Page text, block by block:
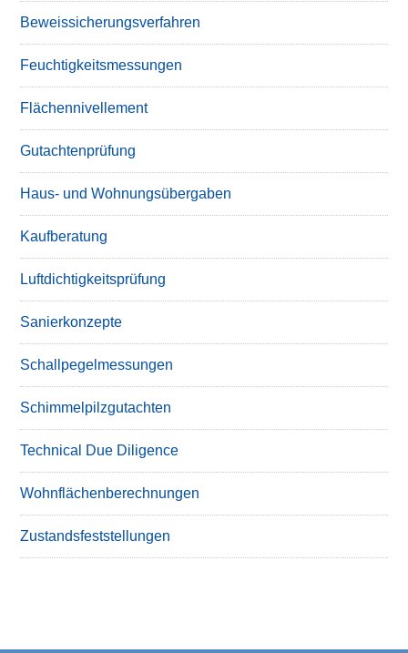
Beweissicherungsverfahren
Feuchtigkeitsmessungen
Flächennivellement
Gutachtenprüfung
Haus- und Wohnungsübergaben
Kaufberatung
Luftdichtigkeitsprüfung
Sanierkonzepte
Schallpegelmessungen
Schimmelpilzgutachten
Technical Due Diligence
Wohnflächenberechnungen
Zustandsfeststellungen